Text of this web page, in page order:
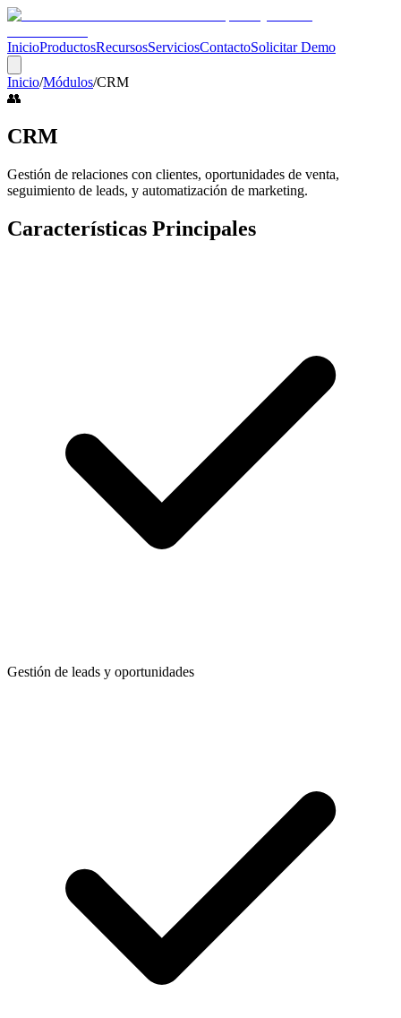
InicioProductosRecursosServiciosContactoSolicitar Demo
Inicio/Módulos/CRM
👥
CRM
Gestión de relaciones con clientes, oportunidades de venta,
seguimiento de leads, y automatización de marketing.
Características Principales
Gestión de leads y oportunidades